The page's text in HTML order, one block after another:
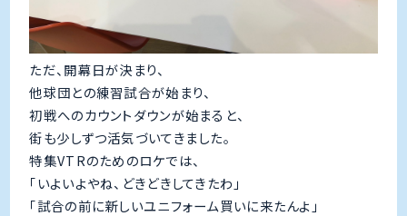
ただ、開幕日が決まり、
他球団との練習試合が始まり、
初戦へのカウントダウンが始まると、
街も少しずつ活気づいてきました。
特集VTRのためのロケでは、
「いよいよやね、どきどきしてきたわ」
「試合の前に新しいユニフォーム買いに来たんよ」